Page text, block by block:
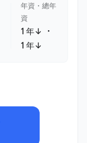
年資・總年
資
1 年↓ ・
1 年↓